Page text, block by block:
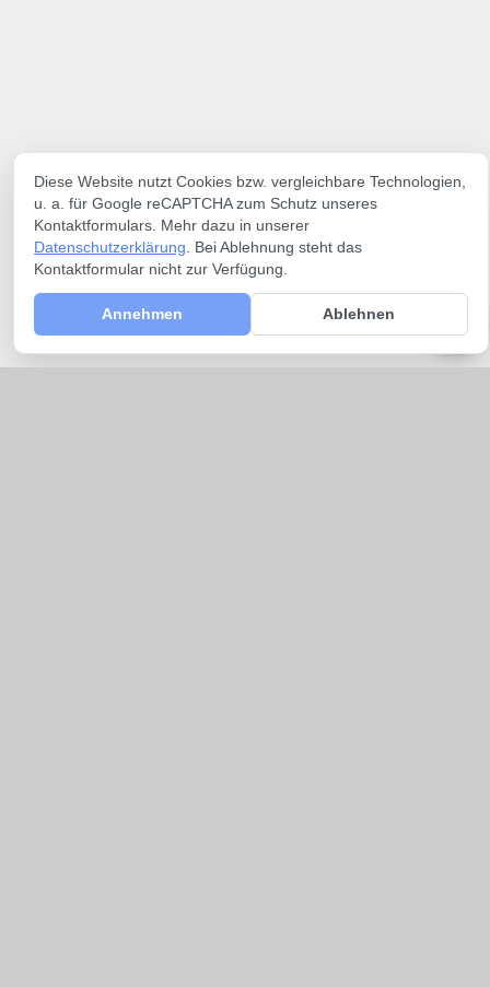
Diese Website nutzt Cookies bzw. vergleichbare Technologien,
u. a. für Google reCAPTCHA zum Schutz unseres
Kontaktformulars. Mehr dazu in unserer
Datenschutzerklärung . Bei Ablehnung steht das
Kontaktformular nicht zur Verfügung.
Annehmen Ablehnen